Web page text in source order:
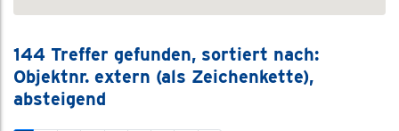
144 Treffer gefunden, sortiert nach:
Objektnr. extern (als Zeichenkette),
absteigend